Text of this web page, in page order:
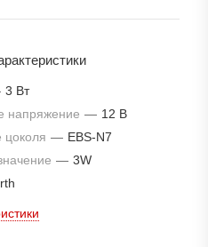
3 Вт
напряжение — 12 В
цоколя — EBS-N7
— 3W